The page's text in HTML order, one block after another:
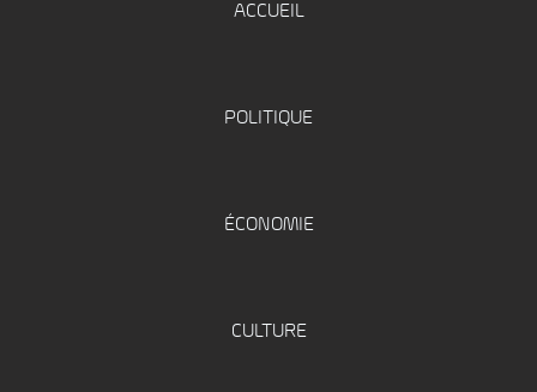
ACCUEIL
POLITIQUE
ÉCONOMIE
CULTURE